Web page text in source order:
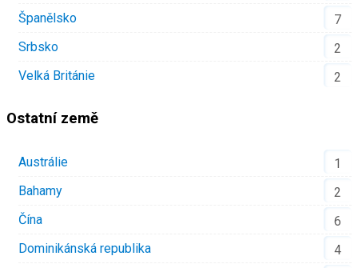
Španělsko
7
Srbsko
2
Velká Británie
2
Ostatní země
Austrálie
1
Bahamy
2
Čína
6
Dominikánská republika
4